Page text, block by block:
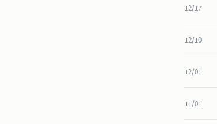
12/17
12/10
12/01
11/01